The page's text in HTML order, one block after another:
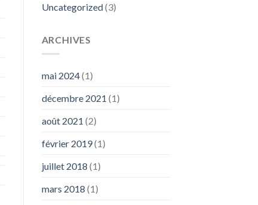
Uncategorized(3)
ARCHIVES
mai 2024(1)
décembre 2021 (1)
août 2021 (2)
février 2019(1)
juillet 2018 (1)
mars 2018 (1)